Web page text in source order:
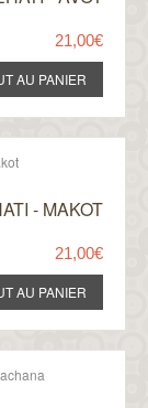
21,00€
- MAKOT
21,00€